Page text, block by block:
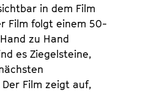
in dem Film
Film folgt einem 50-
zu Hand
es Ziegelsteine,
Film zeigt auf,